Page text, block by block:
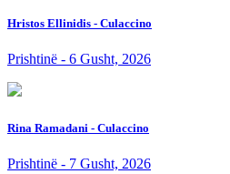
Hristos Ellinidis - Culaccino
Prishtinë - 6 Gusht, 2026
Rina Ramadani - Culaccino
Prishtinë - 7 Gusht, 2026